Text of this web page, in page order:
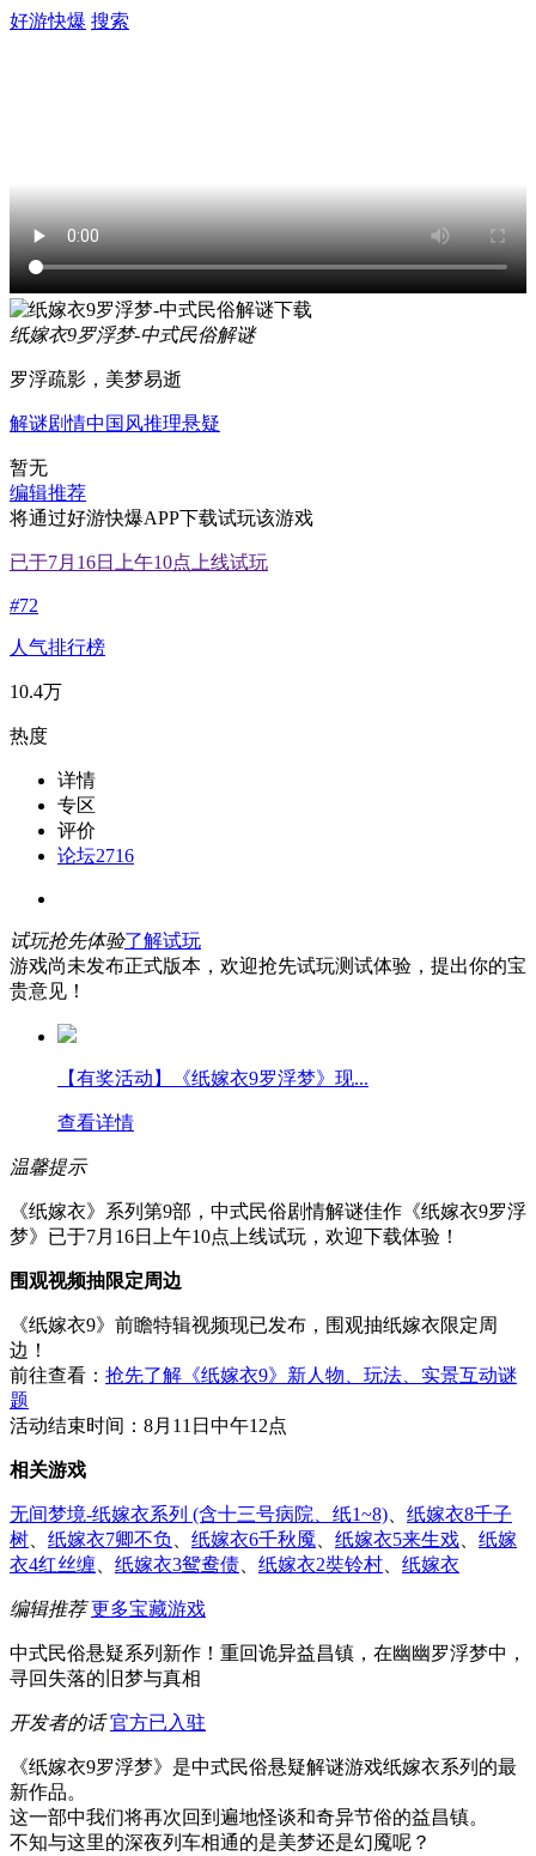
好游快爆 搜索
纸嫁衣9罗浮梦-中式民俗解谜
罗浮疏影，美梦易逝
解谜剧情中国风推理悬疑
暂无
编辑推荐
将通过好游快爆APP下载试玩该游戏
已于7月16日上午10点上线试玩
#72
人气排行榜
10.4万
热度
详情
专区
评价
论坛2716
试玩抢先体验了解试玩
游戏尚未发布正式版本，欢迎抢先试玩测试体验，提出你的宝
贵意见！
【有奖活动】《纸嫁衣9罗浮梦》现...
查看详情
温馨提示
《纸嫁衣》系列第9部，中式民俗剧情解谜佳作《纸嫁衣9罗浮
梦》已于7月16日上午10点上线试玩，欢迎下载体验！
围观视频抽限定周边
《纸嫁衣9》前瞻特辑视频现已发布，围观抽纸嫁衣限定周
边！
前往查看： 抢先了解《纸嫁衣9》新人物、玩法、实景互动谜
题
活动结束时间：8月11日中午12点
相关游戏
无间梦境-纸嫁衣系列 (含十三号病院、纸1~8)
纸嫁衣8千子
树
纸嫁衣7卿不负 纸嫁衣6千秋魇 纸嫁衣5来生戏
纸嫁
衣4红丝缠
纸嫁衣3鸳鸯债 纸嫁衣2奘铃村 纸嫁衣
编辑推荐 更多宝藏游戏
中式民俗悬疑系列新作！重回诡异益昌镇，在幽幽罗浮梦中，
寻回失落的旧梦与真相
开发者的话 官方已入驻
《纸嫁衣9罗浮梦》是中式民俗悬疑解谜游戏纸嫁衣系列的最
新作品。
这一部中我们将再次回到遍地怪谈和奇异节俗的益昌镇。
不知与这里的深夜列车相通的是美梦还是幻魇呢？